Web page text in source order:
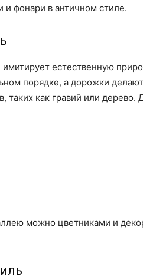
и фонари в античном стиле.
естественную
порядке, а дорожки
таких как гравий или
можно цветниками и